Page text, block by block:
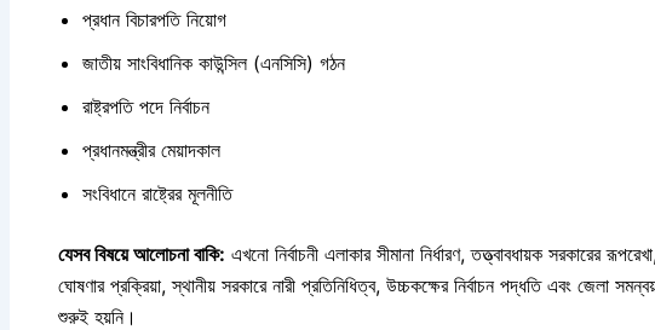
প্রধান বিচারপতি নিয়োগ
জাতীয় সাংবিধানিক কাউন্সিল (এনসিসি) গঠন
রাষ্ট্রপতি পদে নির্বাচন
প্রধানমন্ত্রীর মেয়াদকাল
সংবিধানে রাষ্ট্রের মূলনীতি
যেসব বিষয়ে আলোচনা বাকি: এখনো নির্বাচনী এলাকার সীমানা নির্ধারণ, তত্ত্বাবধায়ক সরকারের
ঘোষণার প্রক্রিয়া, স্থানীয় সরকারে নারী প্রতিনিধিত্ব, উচ্চকক্ষের নির্বাচন পদ্ধতি এবং জেলা
শুরুই হয়নি।